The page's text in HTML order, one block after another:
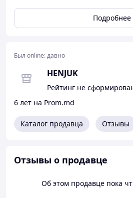
Подробнее
Был online:давно
HENJUK
Рейтинг не
6 лет на Prom.md
Каталог продавца Отзывы
Отзывы о продавце
Об этом продавце пока